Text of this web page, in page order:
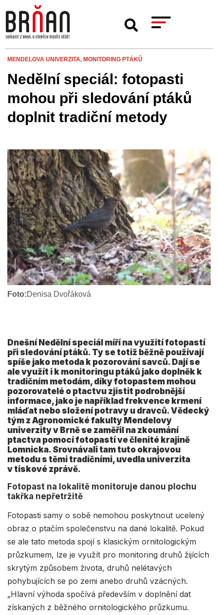
MENDELOVA UNIVERZITA, MONITORING PTÁKŮ
Nedělní speciál: fotopasti
mohou při sledování ptáků
doplnit tradiční metody
Foto:Denisa Dvořáková
Dnešní Nedělní speciál míří na využití fotopastí
při sledování ptáků. Ty se totiž běžně používají
spíše jako metoda k pozorování savců. Dají se
ale využít i k monitoringu ptáků jako doplněk k
tradičním metodám, díky fotopastem mohou
pozorovatelé o ptactvu zjistit podrobnější
informace, jako je například frekvence krmení
mláďat nebo složení potravy u dravců. Vědecký
tým z Agronomické fakulty Mendelovy
univerzity v Brně se zaměřil na zkoumání
ptactva pomocí fotopastí ve členité krajině
Lomnicka. Srovnávali tam tuto okrajovou
metodu s těmi tradičními, uvedla univerzita
v tiskové zprávě.
Fotopast na lokalitě monitoruje danou plochu
takřka nepřetržitě
Fotopasti samy o sobě nemohou poskytnout ucelený
obraz o ptačím společenstvu na dané lokalitě. Pokud
se ale tato metoda spojí s klasickým ornitologickým
průzkumem, lze je využít pro monitoring druhů žijících
skrytým způsobem života, druhů nelétavých
pohybujících se po zemi anebo druhů vzácných.
„Hlavní výhoda spočívá především v doplnění dat
získaných z běžného ornitologického průzkumu.